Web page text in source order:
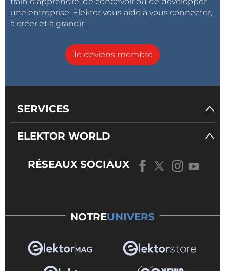
une entreprise, Elektor vous aide à vous connecter,
à créer et à grandir.
Je deviens membre
SERVICES
ELEKTOR WORLD
RÉSEAUX SOCIAUX
NOTREUNIVERS